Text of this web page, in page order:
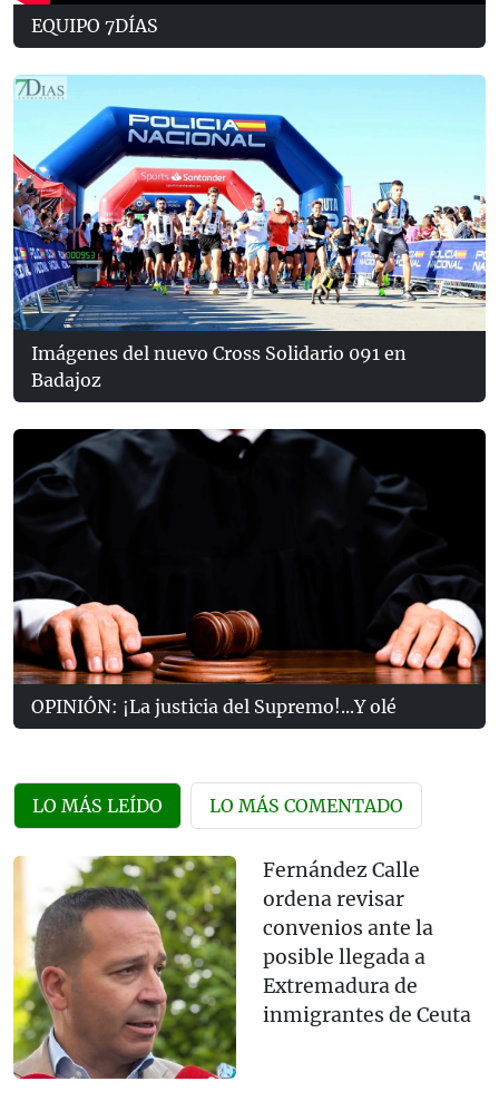
EQUIPO 7DÍAS
Imágenes del nuevo Cross Solidario 091 en
Badajoz
OPINIÓN: ¡La justicia del Supremo!...Y olé
LO MÁS LEÍDO LO MÁS COMENTADO
Fernández Calle
ordena revisar
convenios ante la
posible llegada a
Extremadura de
inmigrantes de Ceuta